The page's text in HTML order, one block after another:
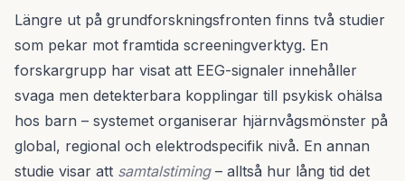
Längre ut på grundforskningsfronten finns två studier
som pekar mot framtida screeningverktyg. En
forskargrupp har visat att EEG-signaler innehåller
svaga men detekterbara kopplingar till psykisk ohälsa
hos barn – systemet organiserar hjärnvågsmönster på
global, regional och elektrodspecifik nivå. En annan
studie visar att samtalstiming– alltså hur lång tid det